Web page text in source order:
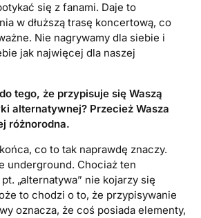
się z fanami. Daje to
w dłuższą trasę koncertową, co
Nie nagrywamy dla siebie i
jak najwięcej dla naszej
tego, że przypisuje się Waszą
alternatywnej? Przecież Wasza
różnorodna.
co to tak naprawdę znaczy.
underground. Chociaż ten
„alternatywa” nie kojarzy się
to chodzi o to, że przypisywanie
oznacza, że coś posiada elementy,